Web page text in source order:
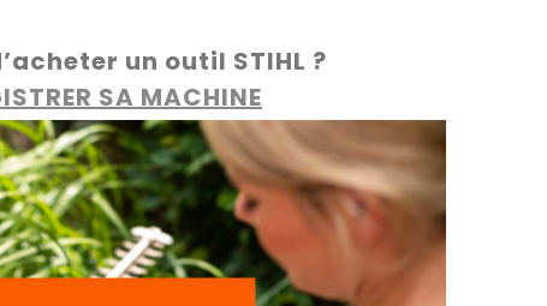
un outil STIHL ?
SA MACHINE